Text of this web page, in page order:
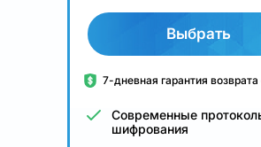
Выбрать
7-дневная гарантия
Современные
шифрования